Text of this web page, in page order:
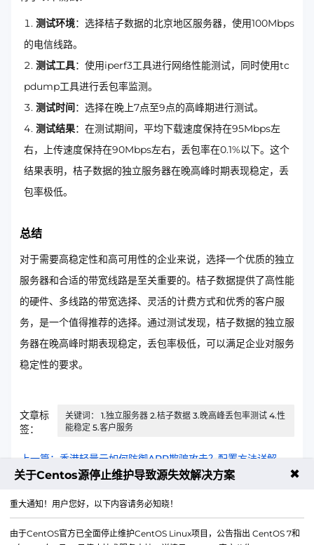
测试环境：选择桔子数据的北京地区服务器，使用100Mbps
的电信线路。
测试工具：使用iperf3工具进行网络性能测试，同时使用tc
pdump工具进行丢包率监测。
测试时间：选择在晚上7点至9点的高峰期进行测试。
测试结果：在测试期间，平均下载速度保持在95Mbps左
右，上传速度保持在90Mbps左右，丢包率在0.1%以下。这个
结果表明，桔子数据的独立服务器在晚高峰时期表现稳定，丢
包率极低。
总结
对于需要高稳定性和高可用性的企业来说，选择一个优质的独立
服务器和合适的带宽线路是至关重要的。桔子数据提供了高性能
的硬件、多线路的带宽选择、灵活的计费方式和优秀的客户服
务，是一个值得推荐的选择。通过测试发现，桔子数据的独立服
务器在晚高峰时期表现稳定，丢包率极低，可以满足企业对服务
稳定性的要求。
文章标
签：
关键词： 1.独立服务器 2.桔子数据 3.晚高峰丢包率测试 4.性
能稳定 5.客户服务
上一篇：香港轻量云如何防御ARP欺骗攻击？配置方法详解
关于Centos源停止维护导致源失效解决方案 ✖
重大通知！用户您好，以下内容请务必知晓！
由于CentOS官方已全面停止维护CentOS Linux项目，公告指出 CentOS 7和